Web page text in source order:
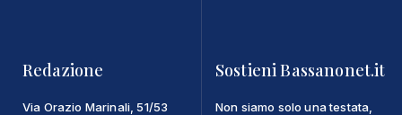
Redazione
Via Orazio Marinali, 51/53
Sostieni Bassanonet.it
Non siamo solo una testata,